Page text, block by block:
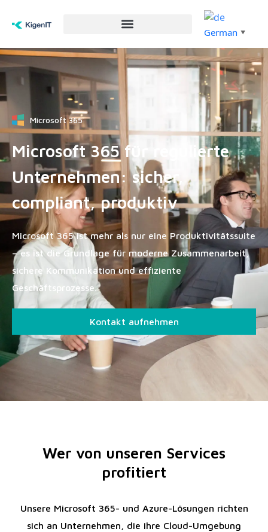
German ▼
Microsoft 365
Microsoft 365 für regulierte
Unternehmen: sicher,
compliant, produktiv
Microsoft 365 ist mehr als nur eine Produktivitätssuite
– es ist die Grundlage für moderne Zusammenarbeit,
sichere Kommunikation und effiziente
Geschäftsprozesse.
Kontakt aufnehmen
Wer von unseren Services
profitiert
Unsere Microsoft 365- und Azure-Lösungen richten
sich an Unternehmen, die ihre Cloud-Umgebung